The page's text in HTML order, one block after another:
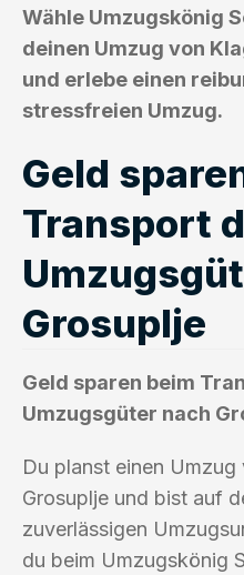
Wähle Umzugskönig
deinen Umzug von
und erlebe einen
stressfreien Umzug.
Geld
Transport
Grosuplje
Geld sparen beim
Umzugsgüter nach
Du planst einen
Grosuplje und bist auf
zuverlässigen
du beim Umzugskönig